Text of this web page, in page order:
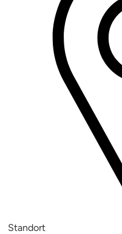
Standort